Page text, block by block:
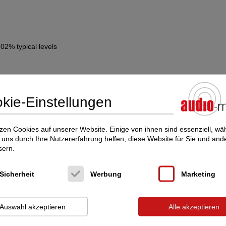
typical levels
interessieren Sie diese Inserate:
im audio-markt
Einstellungen
Cookies auf unserer Website. Einige von ihnen sind essenziell,
durch Ihre Nutzererfahrung helfen, diese Website für Sie und
Sicherheit Werbung Marketing
Auswahl akzeptieren Alle akzeptieren